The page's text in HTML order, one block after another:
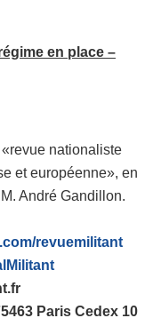
en place –
nationaliste
et européenne», en
André Gandillon.
revuemilitant
Paris Cedex 10